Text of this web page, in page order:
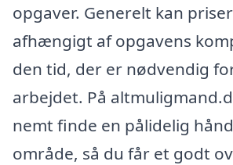
opgaver. Generelt kan
afhængigt af opgavens
den tid, der er nødvendig
arbejdet. På
nemt finde en pålidelig
område, så du får et godt